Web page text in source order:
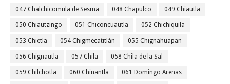
047 Chalchicomula de Sesma 048 Chapulco 049 Chiautla
050 Chiautzingo 051 Chiconcuautla 052 Chichiquila
053 Chietla 054 Chigmecatitlán 055 Chignahuapan
056 Chignautla 057 Chila 058 Chila de la Sal
059 Chilchotla 060 Chinantla 061 Domingo Arenas